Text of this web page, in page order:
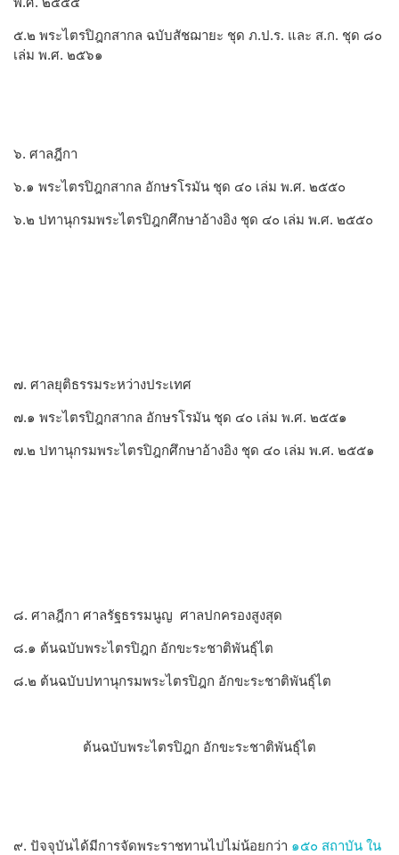
๕.๒ พระไตรปิฎกสากล ฉบับสัชฌายะ ชุด ภ.ป.ร. และ ส.ก. ชุด ๘๐
เล่ม พ.ศ. ๒๕๖๑
๖. ศาลฎีกา
๖.๑ พระไตรปิฎกสากล อักษรโรมัน ชุด ๔๐ เล่ม พ.ศ. ๒๕๕๐
๖.๒ ปทานุกรมพระไตรปิฎกศึกษาอ้างอิง ชุด ๔๐ เล่ม พ.ศ. ๒๕๕๐
๗. ศาลยุติธรรมระหว่างประเทศ
๗.๑ พระไตรปิฎกสากล อักษรโรมัน ชุด ๔๐ เล่ม พ.ศ. ๒๕๕๑
๗.๒ ปทานุกรมพระไตรปิฎกศึกษาอ้างอิง ชุด ๔๐ เล่ม พ.ศ. ๒๕๕๑
๘. ศาลฎีกา ศาลรัฐธรรมนูญ ศาลปกครองสูงสุด
๘.๑ ต้นฉบับพระไตรปิฎก อักขะระชาติพันธุ์ไต
๘.๒ ต้นฉบับปทานุกรมพระไตรปิฎก อักขะระชาติพันธุ์ไต
ต้นฉบับพระไตรปิฎก อักขะระชาติพันธุ์ไต
๙. ปัจจุบันได้มีการจัดพระราชทานไปไม่น้อยกว่า ๑๕๐ สถาบัน ใน